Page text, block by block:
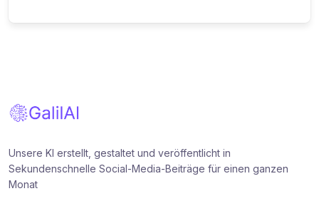
Unsere KI erstellt, gestaltet und veröffentlicht in
Sekundenschnelle Social-Media-Beiträge für einen ganzen
Monat